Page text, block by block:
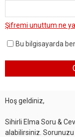
Şifremi unuttum ne
Bu bilgisayarda
Hoş geldiniz,
Sihirli Elma Soru &
alabilirsiniz. Sorunuzu